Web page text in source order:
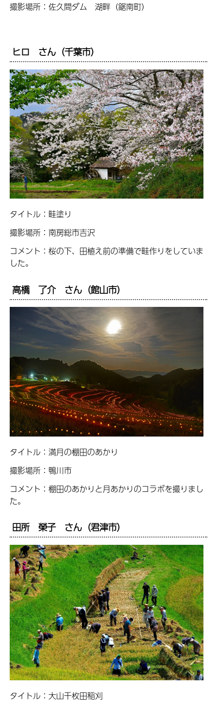
撮影場所：佐久間ダム 湖畔（鋸南町）
ヒロ さん（千葉市）
タイトル：畦塗り
撮影場所：南房総市吉沢
コメント：桜の下、田植え前の準備で畦作りをしていま
した。
高橋 了介 さん（館山市）
タイトル：満月の棚田のあかり
撮影場所：鴨川市
コメント：棚田のあかりと月あかりのコラボを撮りまし
た。
田所 榮子 さん（君津市）
タイトル：大山千枚田稲刈